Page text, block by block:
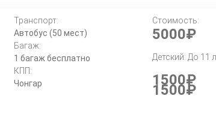
Транспорт:
Автобус (50 мест)
Багаж:
1 багаж бесплатно
КПП:
Чонгар
Стоимость:
5000₽
Детский: До 11
1500₽
1500₽